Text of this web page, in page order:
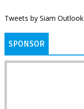
Tweets by Siam Outlook
SPONSOR